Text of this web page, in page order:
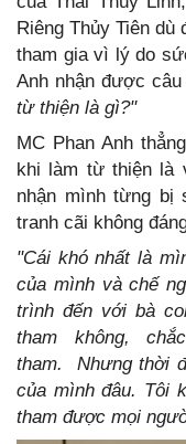
Riêng Thủy Tiên
tham gia vì lý do
Anh nhận được câu
từ thiện là gì?"
MC Phan Anh
khi làm từ thiện là
nhận mình từng bị
tranh cãi không
"Cái khó nhất là
của mình và chế
trình đến với bà
tham không,
tham. Nhưng thời
của mình đâu. Tôi
tham được mọi